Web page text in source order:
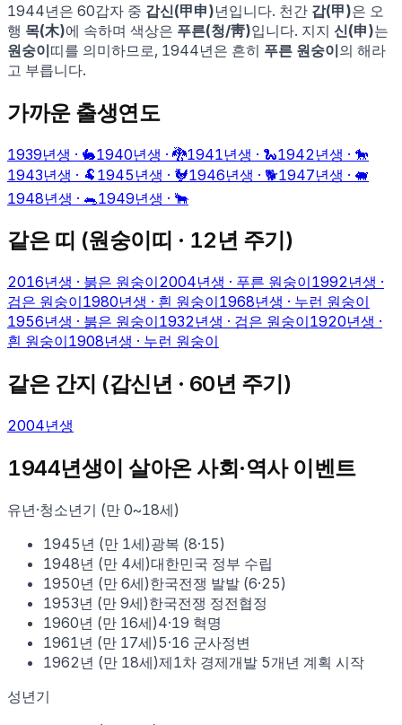
1944년은 60갑자 중 갑신(甲申)년입니다. 천간 갑(甲)은 오
행 목(木)에 속하며 색상은 푸른(청/靑)입니다. 지지 신(申)는
원숭이띠를 의미하므로, 1944년은 흔히 푸른 원숭이의 해라
고 부릅니다.
가까운 출생연도
1939년생 · 🐇1940년생 · 🐉1941년생 · 🐍1942 년생 · 🐎
1943년생 · 🐏 1945 년생 · 🐓1946년생 · 🐕1947년생 · 🐖
1948년생 · 🐀1949년생 · 🐂
같은 띠 (원숭이 띠 · 12년 주기)
2016년생 · 붉은 원숭이2004년생 · 푸른 원숭이1992년생 ·
검은 원숭이1980년생 · 흰 원숭이1968년생 · 누런 원숭이
1956년생 · 붉은 원숭이1932년생 · 검은 원숭이1920년생 ·
흰 원숭이1908년생 · 누런 원숭이
같은 간지 (갑신년 · 60년 주기)
2004년생
1944년생이 살아온 사회·역사 이벤트
유년·청소년기 (만 0~18세)
1945 년 (만 1세)광복 (8·15)
1948년 (만 4세)대한민국 정부 수립
1950년 (만 6세)한국전쟁 발발 (6·25)
1953년 (만 9세)한국전쟁 정전협정
1960년 (만 16세)4·19 혁명
1961년 (만 17세)5·16 군사정변
1962 년 (만 18세)제1차 경제개발 5개년 계획 시작
성년기